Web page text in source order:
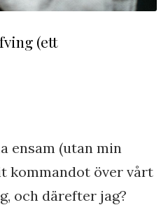
(ett
ensam (utan min
kommandot över vårt
och därefter jag?